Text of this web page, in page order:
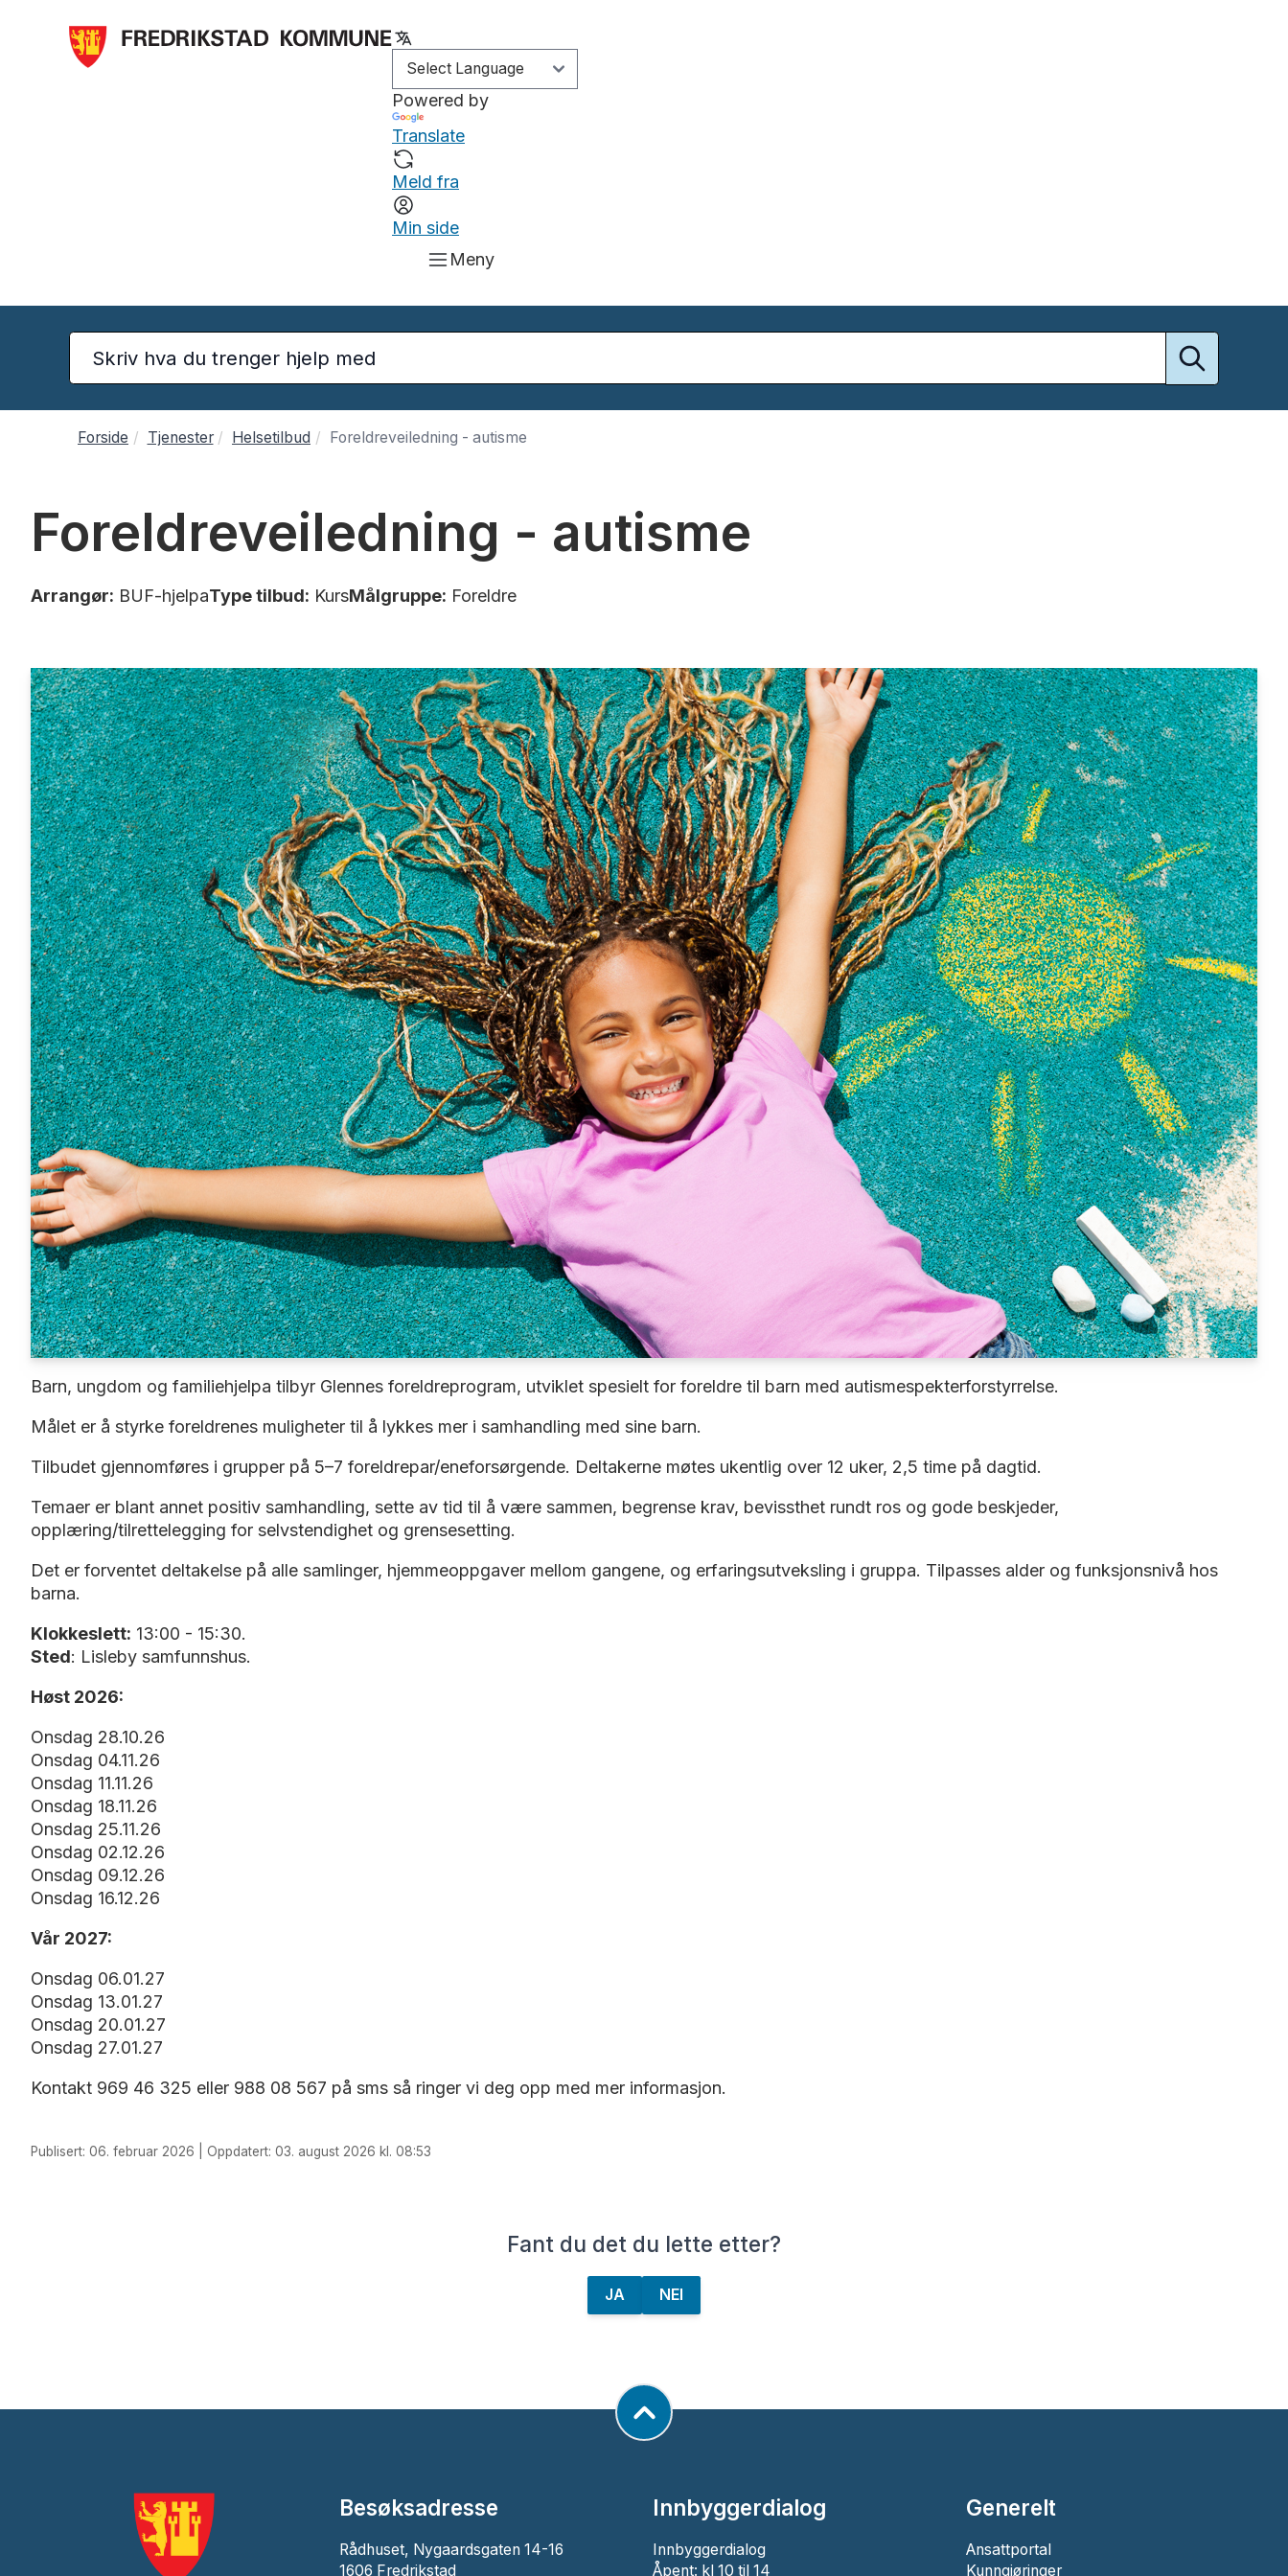
Powered by
Translate
Meld fra
Min side
Meny
Forside Tjenester Helsetilbud Foreldreveiledning - autisme
Foreldreveiledning - autisme
Arrangør: BUF-hjelpaType tilbud: KursMålgruppe: Foreldre
Barn, ungdom og familiehjelpa tilbyr Glennes foreldreprogram, utviklet spesielt for foreldre til barn med autismespekterforstyrrelse.
Målet er å styrke foreldrenes muligheter til å lykkes mer i samhandling med sine barn.
Tilbudet gjennomføres i grupper på 5–7 foreldrepar/eneforsørgende. Deltakerne møtes ukentlig over 12 uker, 2,5 time på dagtid.
Temaer er blant annet positiv samhandling, sette av tid til å være sammen, begrense krav, bevissthet rundt ros og gode beskjeder,
opplæring/tilrettelegging for selvstendighet og grensesetting.
Det er forventet deltakelse på alle samlinger, hjemmeoppgaver mellom gangene, og erfaringsutveksling i gruppa. Tilpasses alder og funksjonsnivå hos
barna.
Klokkeslett: 13:00 - 15:30.
Sted: Lisleby samfunnshus.
Høst 2026:
Onsdag 28.10.26
Onsdag 04.11.26
Onsdag 11.11.26
Onsdag 18.11.26
Onsdag 25.11.26
Onsdag 02.12.26
Onsdag 09.12.26
Onsdag 16.12.26
Vår 2027:
Onsdag 06.01.27
Onsdag 13.01.27
Onsdag 20.01.27
Onsdag 27.01.27
Kontakt 969 46 325 eller 988 08 567 på sms så ringer vi deg opp med mer informasjon.
Publisert: 06. februar 2026 | Oppdatert: 03. august 2026 kl. 08:53
Fant du det du lette etter?
JA NEI
Besøksadresse
Rådhuset, Nygaardsgaten 14-16
1606 Fredrikstad
Innbyggerdialog
Innbyggerdialog
Åpent: kl 10 til 14
Generelt
Ansattportal
Kunngjøringer